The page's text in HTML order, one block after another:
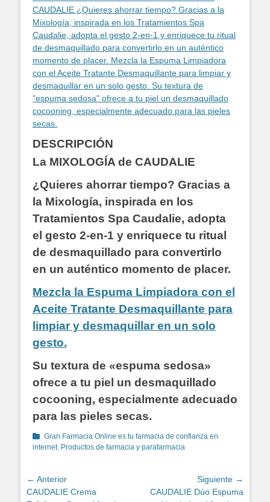
DESCRIPCIÓN
La MIXOLOGÍA de CAUDALIE
¿Quieres ahorrar tiempo? Gracias a
la Mixología, inspirada en los
Tratamientos Spa Caudalie, adopta
el gesto 2-en-1 y enriquece tu ritual
de desmaquillado para convertirlo
en un auténtico momento de placer.
Mezcla la Espuma Limpiadora con el
Aceite Tratante Desmaquillante para
limpiar y desmaquillar en un solo
gesto.
Su textura de «espuma sedosa»
ofrece a tu piel un desmaquillado
cocooning, especialmente adecuado
para las pieles secas.
Categorías
Gran Farmacia Online es tu farmacia de confianza en
internet. Productos de farmacia y parafarmacia
Navegación
de
← Anterior
Entrada
CAUDALIE Crema
Siguiente →
Entrada
CAUDALIE Dúo Espuma